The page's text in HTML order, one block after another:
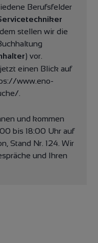
Berufsfelder
stellen wir die
) vor.
einen Blick auf
//www.eno-
und kommen
bis 18:00 Uhr auf
Stand Nr. 124. Wir
und Ihren